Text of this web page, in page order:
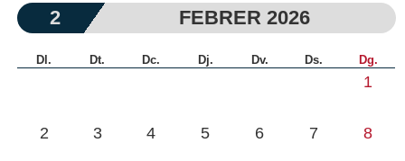
2 FEBRER 2026
Dl. Dt. Dc. Dj. Dv. Ds. Dg.
1
2 3 4 5 6 7 8